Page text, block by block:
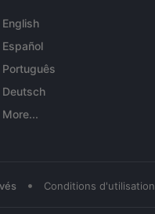
English
Español
Português
Deutsch
More...
• Conditions d'utilisation